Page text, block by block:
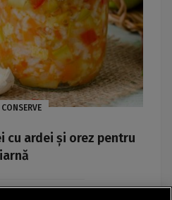
CONSERVE
cu ardei și orez pentru
iarnă